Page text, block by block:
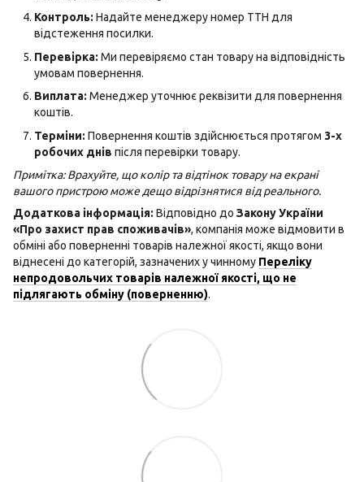
Контроль: Надайте менеджеру номер ТТН для
відстеження посилки.
Перевірка: Ми перевіряємо стан товару на відповідність
умовам повернення.
Виплата: Менеджер уточнює реквізити для повернення
коштів.
Терміни: Повернення коштів здійснюється протягом 3-х
робочих днів після перевірки товару.
Примітка: Врахуйте, що колір та відтінок товару на екрані
вашого пристрою може дещо відрізнятися від реального.
Додаткова інформація: Відповідно до Закону України
«Про захист прав споживачів», компанія може відмовити в
обміні або поверненні товарів належної якості, якщо вони
віднесені до категорій, зазначених у чинному Переліку
непродовольчих товарів належної якості, що не
підлягають обміну (поверненню).